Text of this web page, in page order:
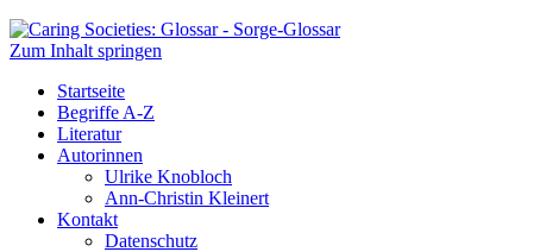
Caring Societies: Glossar
Sorge-Glossar
Zum Inhalt springen
Startseite
Begriffe A-Z
Literatur
Autorinnen
Ulrike Knobloch
Ann-Christin Kleinert
Kontakt
Datenschutz